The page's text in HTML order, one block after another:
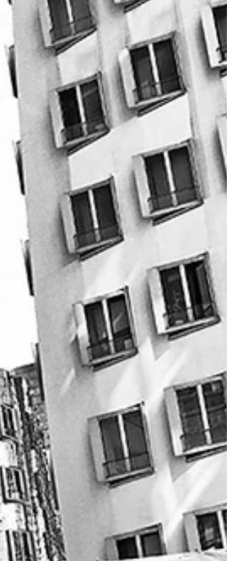
Ohana lors d'une réunion autour de l'action de
Sarah El Haïry (haut-commissaire à l'enfance &
ancienne ministre déléguée chargée de
l'Enfance, de la Jeunesse et des Familles)
la protection de l'enfance.